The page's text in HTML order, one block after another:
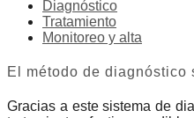
Diagnóstico
Tratamiento
Monitoreo y alta
El método de diagnóstico
Gracias a este sistema de